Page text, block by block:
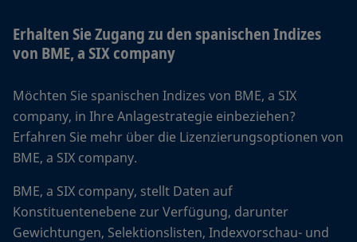
Erhalten Sie Zugang zu den spanischen Indizes
von BME, a SIX company
Möchten Sie spanischen Indizes von BME, a SIX
company, in Ihre Anlagestrategie einbeziehen?
Erfahren Sie mehr über die Lizenzierungsoptionen von
BME, a SIX company.
BME, a SIX company, stellt Daten auf
Konstituentenebene zur Verfügung, darunter
Gewichtungen, Selektionslisten, Indexvorschau- und